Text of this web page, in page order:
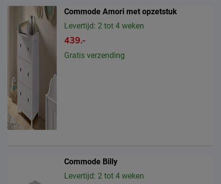
Commode Amori met opzetstuk
Levertijd: 2 tot 4 weken
439.-
Gratis verzending
Commode Billy
Levertijd: 2 tot 4 weken